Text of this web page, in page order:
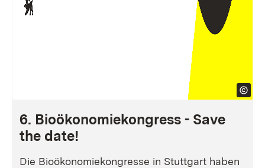
6. Bioökonomiekongress - Save
the date!
Die Bioökonomiekongresse in Stuttgart haben